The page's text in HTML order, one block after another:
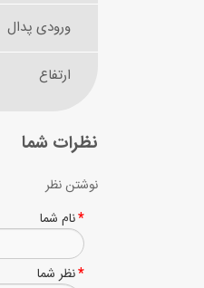
ورودی پدال
ارتفاع
نظرات شما
نوشتن نظر
نام شما
نظر شما